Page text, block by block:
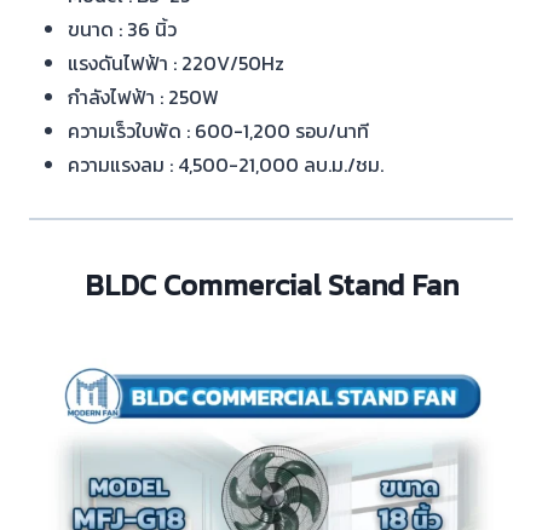
ขนาด : 36 นิ้ว
แรงดันไฟฟ้า : 220V/50Hz
กำลังไฟฟ้า : 250W
ความเร็วใบพัด : 600-1,200 รอบ/นาที
ความแรงลม : 4,500-21,000 ลบ.ม./ชม.
BLDC Commercial Stand Fan